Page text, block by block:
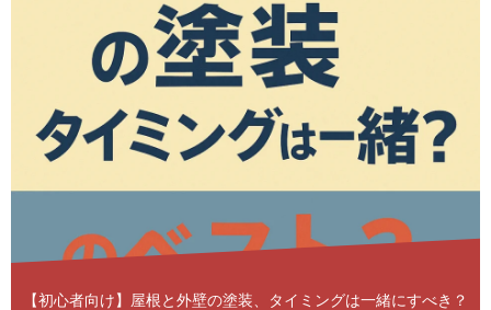
【初心者向け】屋根と外壁の塗装、タイミングは一緒にすべき？